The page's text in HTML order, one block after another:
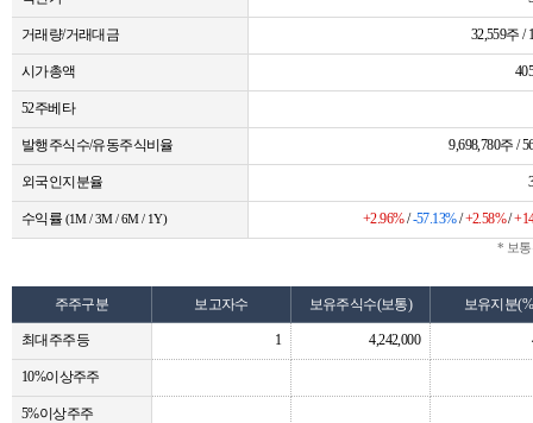
거래량/거래대금 32,559주 /
시가총액
52주베타
발행주식수/유동주식비율 9,698,780주 /
외국인지분율
수익률 (1M / 3M / 6M / 1Y) +2.96%/-57.13%/+2.58%/
* 보
주주구분 보고자수 보유주식수(보통) 보유지분
최대주주등 1 4,242,000
10%이상주주
5%이상주주